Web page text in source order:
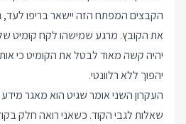
הקבצים המפתח הזה יישאר בריפו
את הקובץ. מרגע שמישהו לקח קומיט
יהיה קשה מאוד לבטל את הקומיט כי
יהפוך ללא רלוונטי.
העקרון השני אומר שגיט הוא מאגר
שאלות לגבי הקוד. כשאני רואה חלק